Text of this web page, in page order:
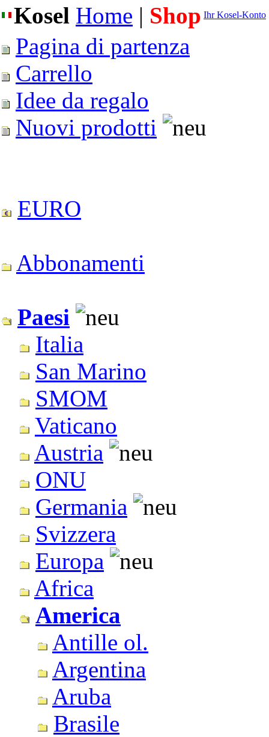
Kosel Home | Shop Ihr Kosel-Konto
Pagina di partenza
Carrello
Idee da regalo
Nuovi prodotti
EURO
Abbonamenti
Paesi
Italia
San Marino
SMOM
Vaticano
Austria
ONU
Germania
Svizzera
Europa
Africa
America
Antille ol.
Argentina
Aruba
Brasile